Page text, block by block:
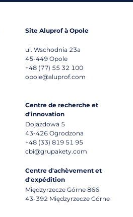
Site Aluprof à Opole
ul. Wschodnia 23a
45-449 Opole
+48 (77) 55 32 100
opole@aluprof.com
Centre de recherche et
d'innovation
Dojazdowa 5
43-426 Ogrodzona
+48 (33) 819 51 95
cbi@grupakety.com
Centre d'achèvement et
d'expédition
Międzyrzecze Górne 866
43-392 Międzyrzecze Górne